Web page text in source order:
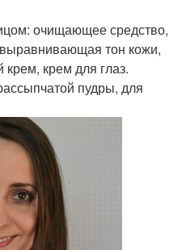
очищающее средство,
тон кожи,
крем для глаз.
пудры, для